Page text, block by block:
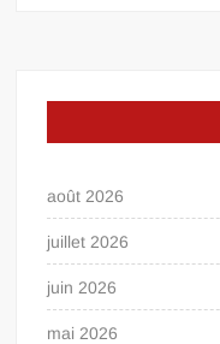
août 2026
juillet 2026
juin 2026
mai 2026